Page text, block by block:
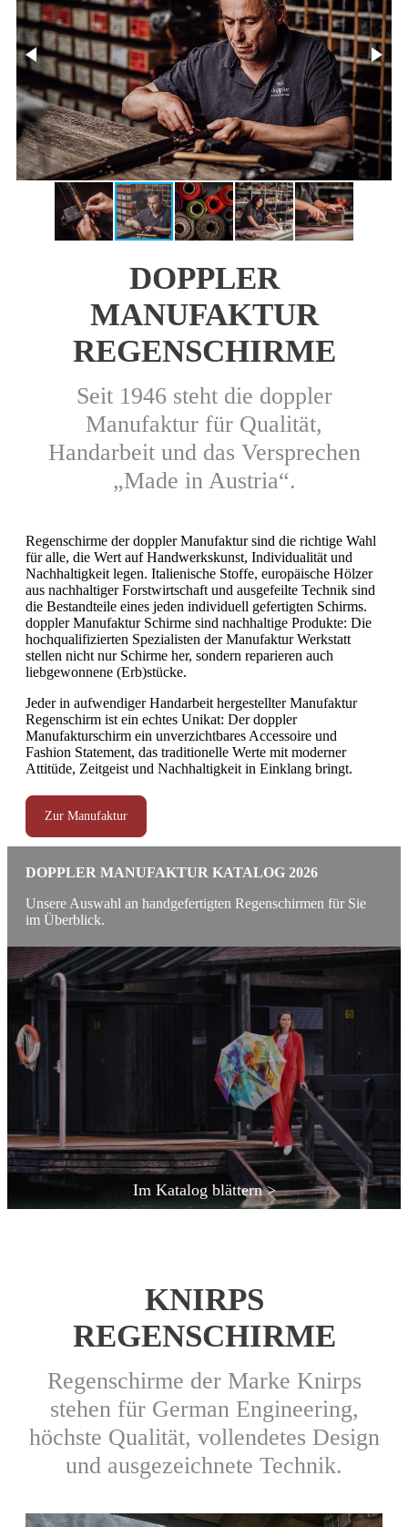
DOPPLER
MANUFAKTUR
REGENSCHIRME
Seit 1946 steht die doppler
Manufaktur für Qualität,
Handarbeit und das Versprechen
„Made in Austria“.
Regenschirme der doppler Manufaktur sind die richtige Wahl
für alle, die Wert auf Handwerkskunst, Individualität und
Nachhaltigkeit legen. Italienische Stoffe, europäische Hölzer
aus nachhaltiger Forstwirtschaft und ausgefeilte Technik sind
die Bestandteile eines jeden individuell gefertigten Schirms.
doppler Manufaktur Schirme sind nachhaltige Produkte: Die
hochqualifizierten Spezialisten der Manufaktur Werkstatt
stellen nicht nur Schirme her, sondern reparieren auch
liebgewonnene (Erb)stücke.
Jeder in aufwendiger Handarbeit hergestellter Manufaktur
Regenschirm ist ein echtes Unikat: Der doppler
Manufakturschirm ein unverzichtbares Accessoire und
Fashion Statement, das traditionelle Werte mit moderner
Attitüde, Zeitgeist und Nachhaltigkeit in Einklang bringt.
Zur Manufaktur
DOPPLER MANUFAKTUR KATALOG 2026
Unsere Auswahl an handgefertigten Regenschirmen für Sie
im Überblick.
Im Katalog blättern >
KNIRPS
REGENSCHIRME
Regenschirme der Marke Knirps
stehen für German Engineering,
höchste Qualität, vollendetes Design
und ausgezeichnete Technik.